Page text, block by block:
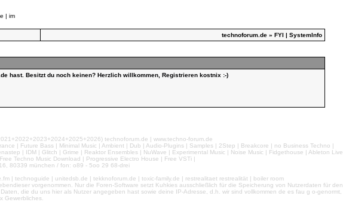
| im
technoforum.de » FYI | SystemInfo
hast. Besitzt du noch keinen? Herzlich willkommen, Registrieren kostnix :-)
technoforum.de | www.techno-forum.de
| Future Bass | Minimal Music | Ambient | Dub | Audio-Plugins | Samples | 2Step | Breakcore | no Business Techno |
| IDM | Glitch | Grime | Reaktor Ensembles | NuWave | Experimental Music | Noise Music | Fidgethouse | Ableton Live
Techno Music Download | Progressive Electro House | Free VSTi |
80339 münchen / fon: o89 - 5oo 29 68-drei
| technoguide | unitedsb.de | tekknoforum.de | toxic-family.de | restrealitaet restrealität | boiler room
vorgenommen. Nur die Foren-Software setzt Kuhkies ausschließlich für die Speicherung von Nutzerdaten für den
die du uns hier als Nutzer angegeben hast sowie deine IP-Adresse, d.h. wir sind vollkommen de es fau g o-genormt,
Gewerbliches.